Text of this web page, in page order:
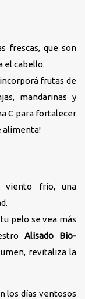
frescas, que son
el cabello.
frutas de
mandarinas y
C para fortalecer
alimenta!
viento frío, una
pelo se vea más
Alisado Bio-
revitaliza la
los días ventosos